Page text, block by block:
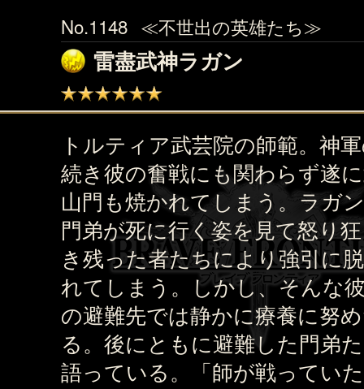
No.1148 ≪不世出の英雄たち≫
雷盡武神ラガン
トルティア武芸院の師範。神
続き彼の奮戦にも関わらず遂
山門も焼かれてしまう。ラガ
門弟が死に行く姿を見て怒り
き残った者たちにより強引に
れてしまう。しかし、そんな
の避難先では静かに療養に努
る。後にともに避難した門弟
語っている。「師が戦ってい